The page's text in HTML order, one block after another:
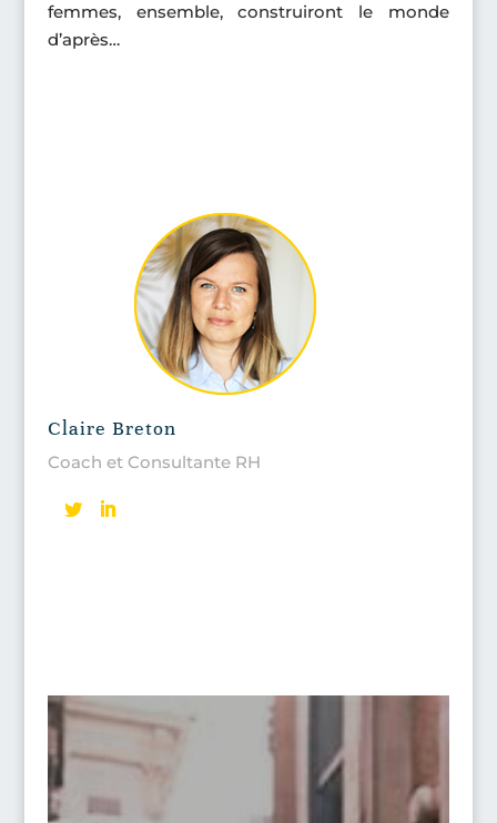
femmes, ensemble, construiront le monde
d’après…
Claire Breton
Coach et Consultante RH